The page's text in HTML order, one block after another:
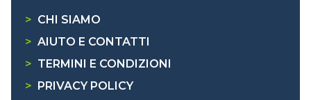
> CHI SIAMO
> AIUTO E CONTATTI
> TERMINI E CONDIZIONI
> PRIVACY POLICY